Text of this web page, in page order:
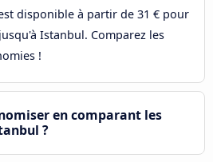
disponible à partir de 31 € pour
Istanbul. Comparez les
!
en comparant les
?